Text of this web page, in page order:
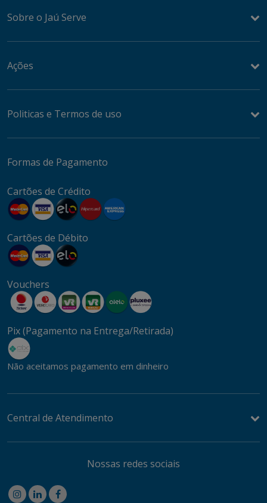
Sobre o Jaú Serve
Ações
Politicas e Termos de uso
Formas de Pagamento
Cartões de Crédito
Cartões de Débito
Vouchers
Pix (Pagamento na Entrega/Retirada)
Não aceitamos pagamento em dinheiro
Central de Atendimento
Nossas redes sociais